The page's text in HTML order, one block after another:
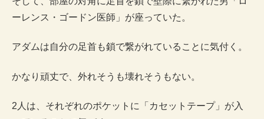
ーレンス・ゴードン医師」が座っていた。
アダムは自分の足首も鎖で繋がれていることに気付く。
かなり頑丈で、外れそうも壊れそうもない。
2人は、それぞれのポケットに「カセットテープ」が入